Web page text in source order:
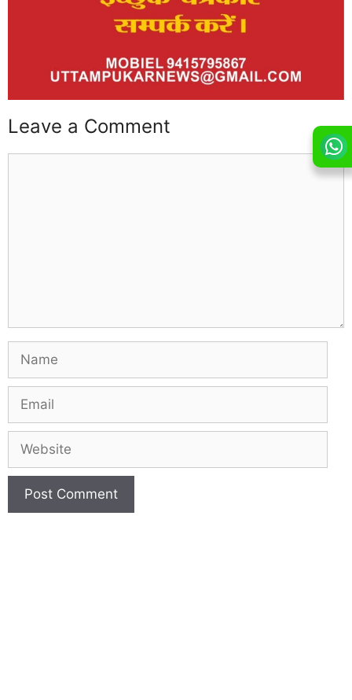
Leave a Comment